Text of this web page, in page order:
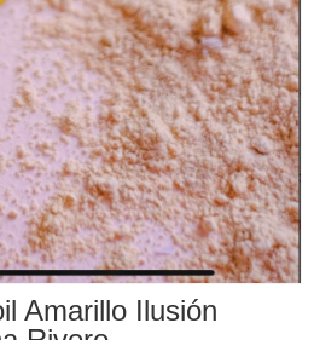
Amarillo Ilusión